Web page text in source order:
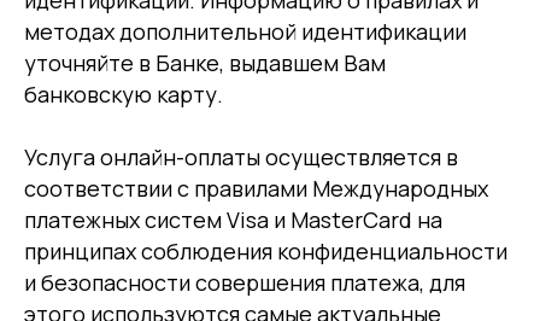
методах дополнительной идентификации
уточняйте в Банке, выдавшем Вам
банковскую карту.
Услуга онлайн-оплаты осуществляется в
соответствии с правилами Международных
платежных систем Visa и MasterCard на
принципах соблюдения конфиденциальности
и безопасности совершения платежа, для
этого используются самые актуальные